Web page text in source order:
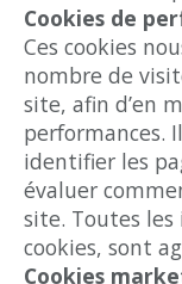
Cookies de
Ces cookies
nombre de
site, afin d’en
performances.
identifier les
évaluer
site. Toutes
cookies, sont
Cookies